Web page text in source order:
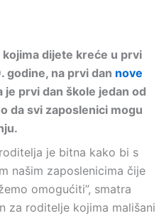
dijete kreće u prvi
godine, na prvi dan nove
prvi dan škole jedan od
da svi zaposlenici mogu
je bitna kako bi s
našim zaposlenicima čije
omogućiti”, smatra
za roditelje kojima mališani